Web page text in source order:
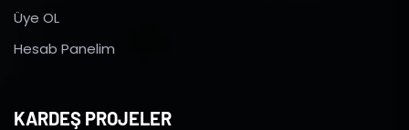
Üye OL
Hesab Panelim
KARDEŞ PROJELER